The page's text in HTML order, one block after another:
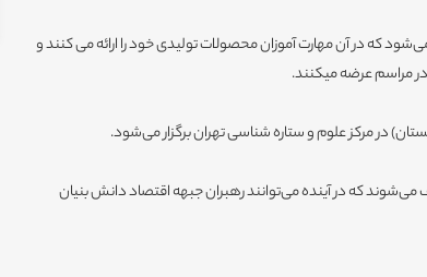
می‌شود که در آن مهارت آموزان محصولات تولیدی خود را ارائه می کنند و
مراسم عرضه میکنند.
در مرکز علوم و ستاره شناسی تهران برگزار می‌شود.
که در آینده می‌توانند رهبران جبهه اقتصاد دانش بنیان